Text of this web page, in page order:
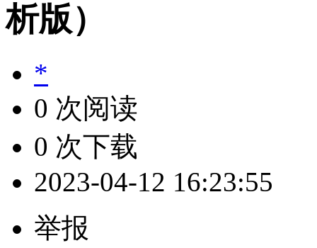
析版）
*
0 次阅读
0 次下载
2023-04-12 16:23:55
举报